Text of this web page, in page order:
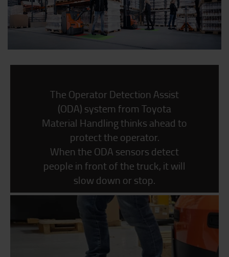
The Operator Detection Assist
(ODA) system from Toyota
Material Handling thinks ahead to
protect the operator.
When the ODA sensors detect
people in front of the truck, it will
slow down or stop.